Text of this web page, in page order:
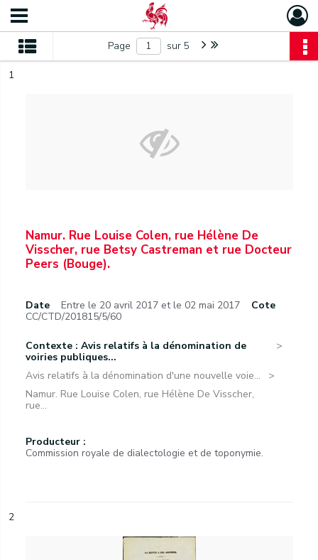
Page sur 5
1
Namur. Rue Louise Colen, rue Hélène De
Visscher, rue Betsy Castreman et rue Docteur
Peers (Bouge).
Date Entre le 20 avril 2017 et le 02 mai 2017
Cote
CC/CTD/201815/5/60
Contexte : Avis relatifs à la dénomination de
voiries publiques...
Avis relatifs à la dénomination d'une nouvelle voie...
Namur. Rue Louise Colen, rue Hélène De Visscher,
rue...
Producteur :
Commission royale de dialectologie et de toponymie.
2